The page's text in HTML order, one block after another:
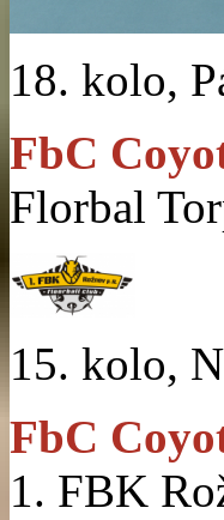
18. kolo,
FbC
Florbal
15. kolo,
FbC
1. FBK